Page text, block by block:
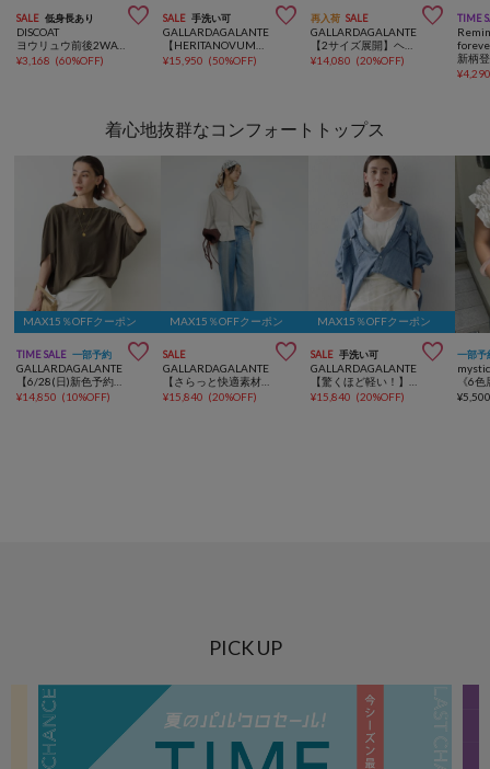
SALE 低身長あり 
DISCOAT
ヨウリュウ前後2WAYワンピース
¥3,168 (60%OFF)
SALE 手洗い可 
GALLARDAGALANTE
【HERITANOVUM】アシンメトリーニットドレス
¥15,950 (50%OFF)
再入荷 SALE 
GALLARDAGALANTE
【2サイズ展開】ヘンリーカットマキシワンピース
¥14,080 (20%OFF)
TIME
¥
着心地抜群なコンフォートトップス
MAX15％OFFクーポン
TIME SALE 一部予約 
GALLARDAGALANTE
¥14,850 (10%OFF)
MAX15％OFFクーポン
SALE 
GALLARDAGALANTE
¥15,840 (20%OFF)
MAX15％OFFクーポン
SALE 手洗い可 
GALLARDAGALANTE
¥15,840 (20%OFF)
一部予
mystic
¥
PICK UP